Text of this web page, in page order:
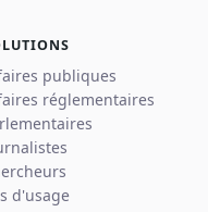
publiques
réglementaires
d'usage